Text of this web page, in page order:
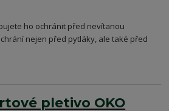
ho ochránit před nevítanou
nejen před pytláky, ale také před
pletivo OKO